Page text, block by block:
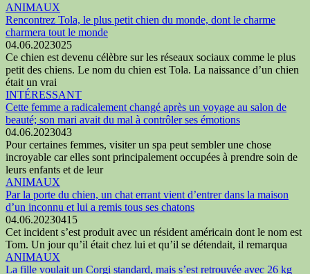
ANIMAUX
Rencontrez Tola, le plus petit chien du monde, dont le charme
charmera tout le monde
04.06.2023025
Ce chien est devenu célèbre sur les réseaux sociaux comme le plus
petit des chiens. Le nom du chien est Tola. La naissance d’un chien
était un vrai
INTÉRESSANT
Cette femme a radicalement changé après un voyage au salon de
beauté; son mari avait du mal à contrôler ses émotions
04.06.2023043
Pour certaines femmes, visiter un spa peut sembler une chose
incroyable car elles sont principalement occupées à prendre soin de
leurs enfants et de leur
ANIMAUX
Par la porte du chien, un chat errant vient d’entrer dans la maison
d’un inconnu et lui a remis tous ses chatons
04.06.20230415
Cet incident s’est produit avec un résident américain dont le nom est
Tom. Un jour qu’il était chez lui et qu’il se détendait, il remarqua
ANIMAUX
La fille voulait un Corgi standard, mais s’est retrouvée avec 26 kg